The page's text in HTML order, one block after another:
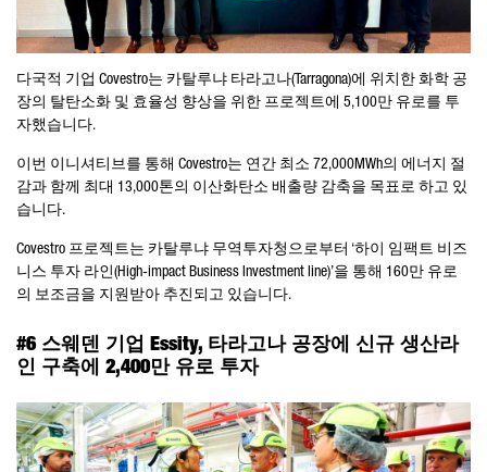
다국적 기업 Covestro는 카탈루냐 타라고나(Tarragona)에 위치한 화학 공
장의 탈탄소화 및 효율성 향상을 위한 프로젝트에 5,100만 유로를 투
자했습니다.
이번 이니셔티브를 통해 Covestro는 연간 최소 72,000MWh의 에너지 절
감과 함께 최대 13,000톤의 이산화탄소 배출량 감축을 목표로 하고 있
습니다.
Covestro 프로젝트는 카탈루냐 무역투자청으로부터 ‘하이 임팩트 비즈
니스 투자 라인(High-impact Business Investment line)’을 통해 160만 유로
의 보조금을 지원받아 추진되고 있습니다.
#6 스웨덴 기업 Essity, 타라고나 공장에 신규 생산라
인 구축에 2,400만 유로 투자